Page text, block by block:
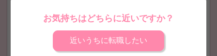
保育士 幼稚園教諭
保育士取得見込 幼稚園教諭取得見込
お気持ちはどちらに近いですか？
近いうちに転職したい